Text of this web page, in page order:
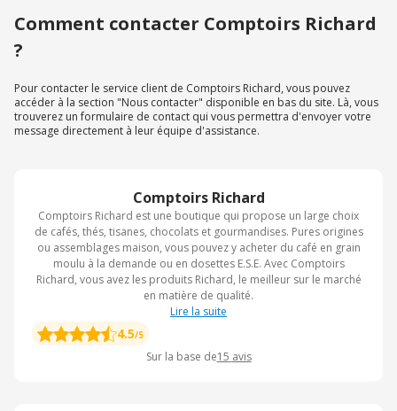
Comptoirs Richard
Comptoirs Richard est une boutique qui propose un large choix
de cafés, thés, tisanes, chocolats et gourmandises. Pures origines
ou assemblages maison, vous pouvez y acheter du café en grain
moulu à la demande ou en dosettes E.S.E. Avec Comptoirs
Richard, vous avez les produits Richard, le meilleur sur le marché
en matière de qualité.
Lire la suite
4.5/5
Sur la base de15 avis
Comment contacter Comptoirs Richard
?
Pour contacter le service client de Comptoirs Richard, vous pouvez
accéder à la section "Nous contacter" disponible en bas du site. Là, vous
trouverez un formulaire de contact qui vous permettra d'envoyer votre
message directement à leur équipe d'assistance.